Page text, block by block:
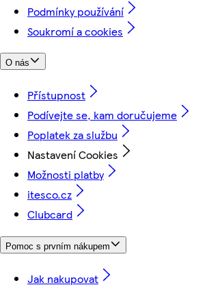
Podmínky používání
Soukromí a cookies
O nás
Přístupnost
Podívejte se, kam doručujeme
Poplatek za službu
Nastavení Cookies
Možnosti platby
itesco.cz
Clubcard
Pomoc s prvním nákupem
Jak nakupovat